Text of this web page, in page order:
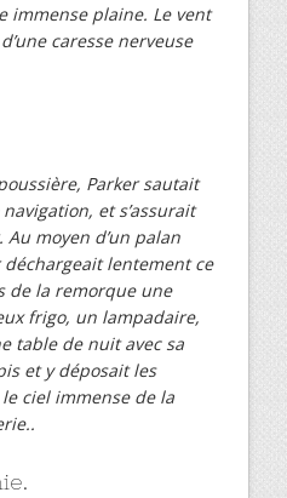
immense plaine. Le vent
caresse nerveuse
Parker sautait
et s’assurait
moyen d’un palan
lentement ce
de la remorque une
frigo, un lampadaire,
table de nuit avec sa
et y déposait les
ciel immense de la